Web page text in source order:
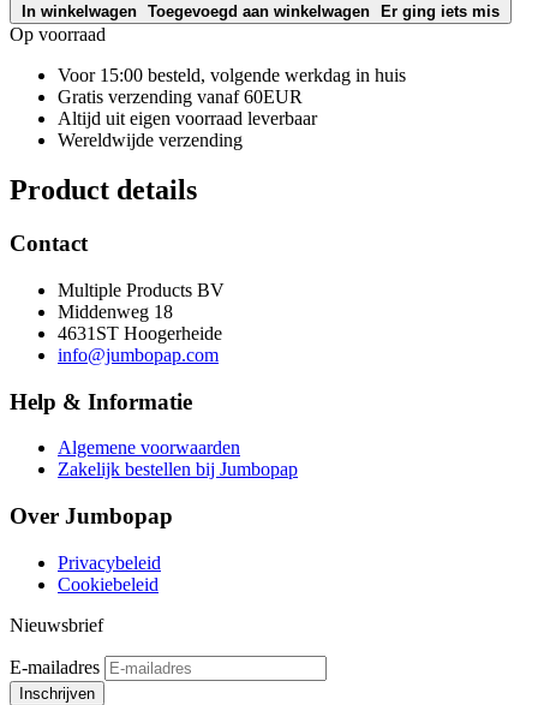
In winkelwagen Toegevoegd aan winkelwagen Er ging iets mis
Op voorraad
Voor 15:00 besteld, volgende werkdag in huis
Gratis verzending vanaf 60EUR
Altijd uit eigen voorraad leverbaar
Wereldwijde verzending
Product details
Contact
Multiple Products BV
Middenweg 18
4631ST Hoogerheide
info@jumbopap.com
Help & Informatie
Algemene voorwaarden
Zakelijk bestellen bij Jumbopap
Over Jumbopap
Privacybeleid
Cookiebeleid
Nieuwsbrief
E-mailadres
Inschrijven